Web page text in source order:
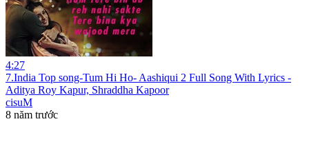
4:27
7.India Top song-Tum Hi Ho- Aashiqui 2 Full Song With Lyrics -
Aditya Roy Kapur, Shraddha Kapoor
cisuM
8 năm trước